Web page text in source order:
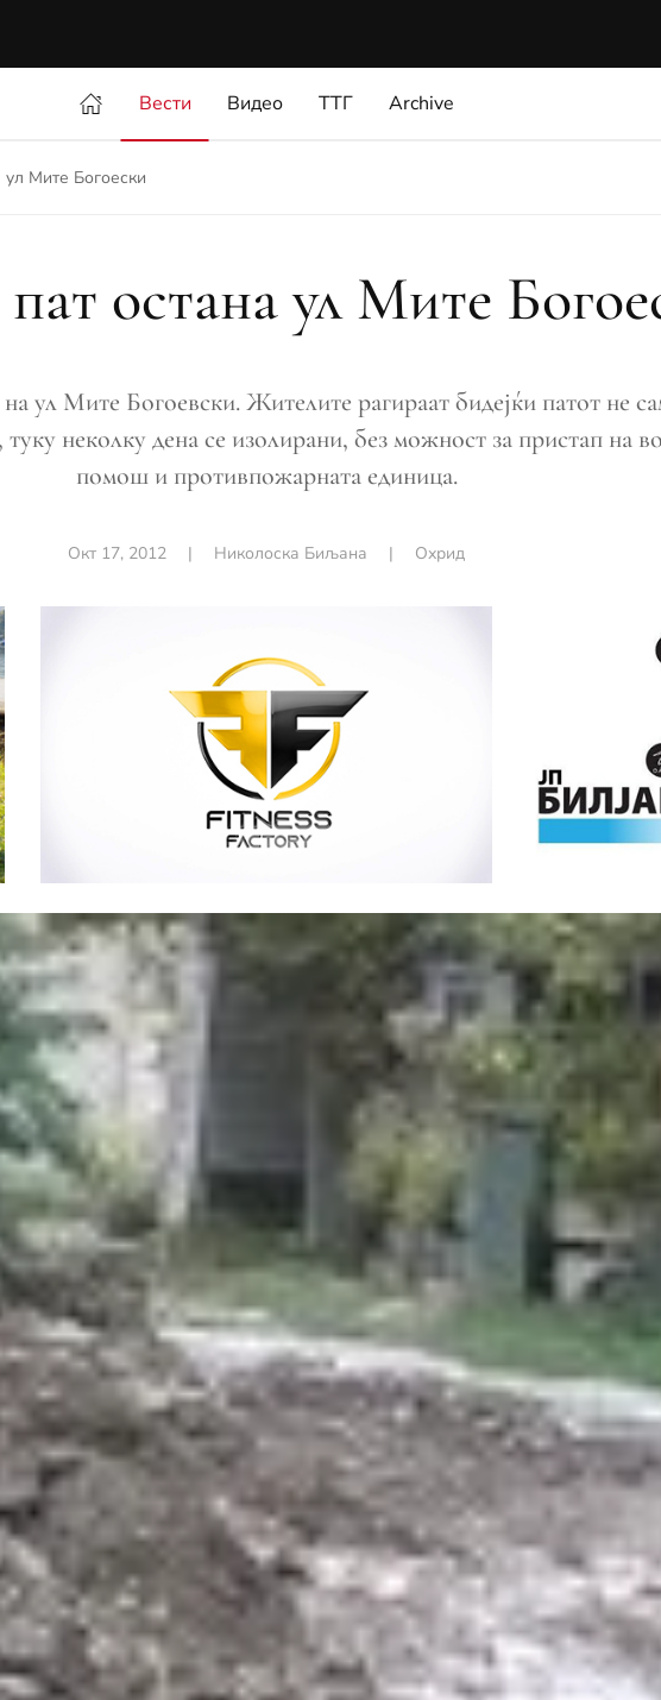
Вести Видео ТТГ Archive
Мите Богоески
остана ул Мите
ул Мите Богоевски. Жителите рагираат бидејќи патот не
неколку дена се изолирани, без можност за пристап на
помош и противпожарната единица.
Окт 17, 2012 | Николоска Биљана | Охрид